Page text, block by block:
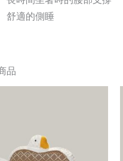
舒適的側睡
品